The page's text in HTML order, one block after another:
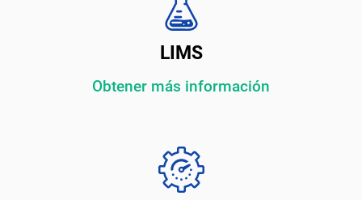
LIMS
Obtener más información